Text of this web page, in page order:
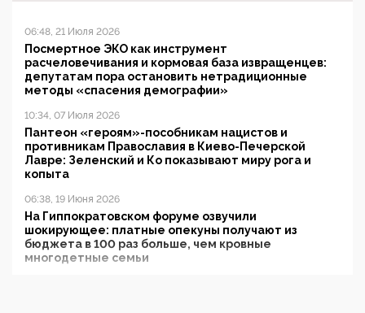
06:48, 21 Июля 2026
Посмертное ЭКО как инструмент
расчеловечивания и кормовая база извращенцев:
депутатам пора остановить нетрадиционные
методы «спасения демографии»
10:34, 07 Июля 2026
Пантеон «героям»-пособникам нацистов и
противникам Православия в Киево-Печерской
Лавре: Зеленский и Ко показывают миру рога и
копыта
06:38, 19 Июня 2026
На Гиппократовском форуме озвучили
шокирующее: платные опекуны получают из
бюджета в 100 раз больше, чем кровные
многодетные семьи